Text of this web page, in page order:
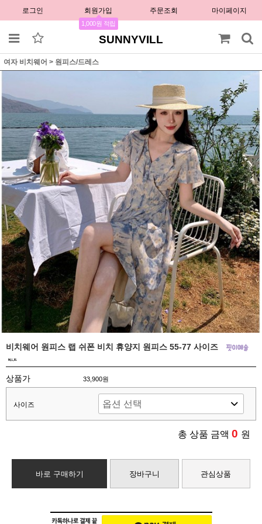
로그인 회원가입
1,000원 적립
주문조회 마이페이지
SUNNYVILL
여자 비치웨어 > 원피스/드레스
비치웨어 원피스 랩 쉬폰 비치 휴양지 원피스 55-77 사이즈
상품가 33,900원
사이즈
총 상품 금액 0 원
바로 구매하기 장바구니 관심상품